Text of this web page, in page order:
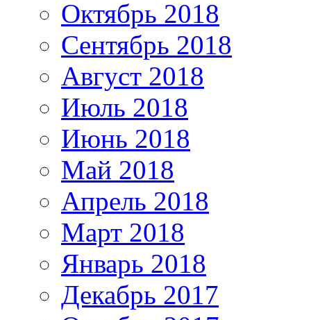
Октябрь 2018
Сентябрь 2018
Август 2018
Июль 2018
Июнь 2018
Май 2018
Апрель 2018
Март 2018
Январь 2018
Декабрь 2017